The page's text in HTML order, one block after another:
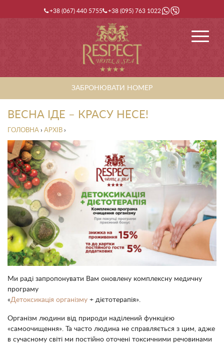
+38 (067) 440 5755 +38 (095) 763 1022
ЗАБРОНЮВАТИ НОМЕР
ВЕСНА ІДЕ – КРАСУ НЕСЕ!
ГОЛОВНА › АРХІВ ›
Ми раді запропонувати Вам оновлену комплексну медичну
програму
«Детоксикація організму + дієтотерапія».
Організм людини від природи наділений функцією
«самоочищення». Та часто людина не справляється з цим, адже
в сучасному світі ми постійно оточені токсичними речовинами